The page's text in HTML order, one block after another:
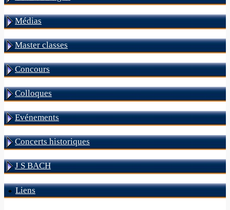
Médias
Master classes
Concours
Colloques
Evénements
Concerts historiques
J S BACH
Liens